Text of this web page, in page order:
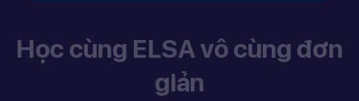
Học cùng ELSA vô cùng đơn
giản